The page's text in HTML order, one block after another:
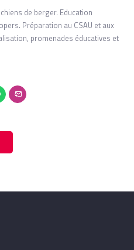
de berger. Education
Préparation au CSAU et aux
promenades éducatives et